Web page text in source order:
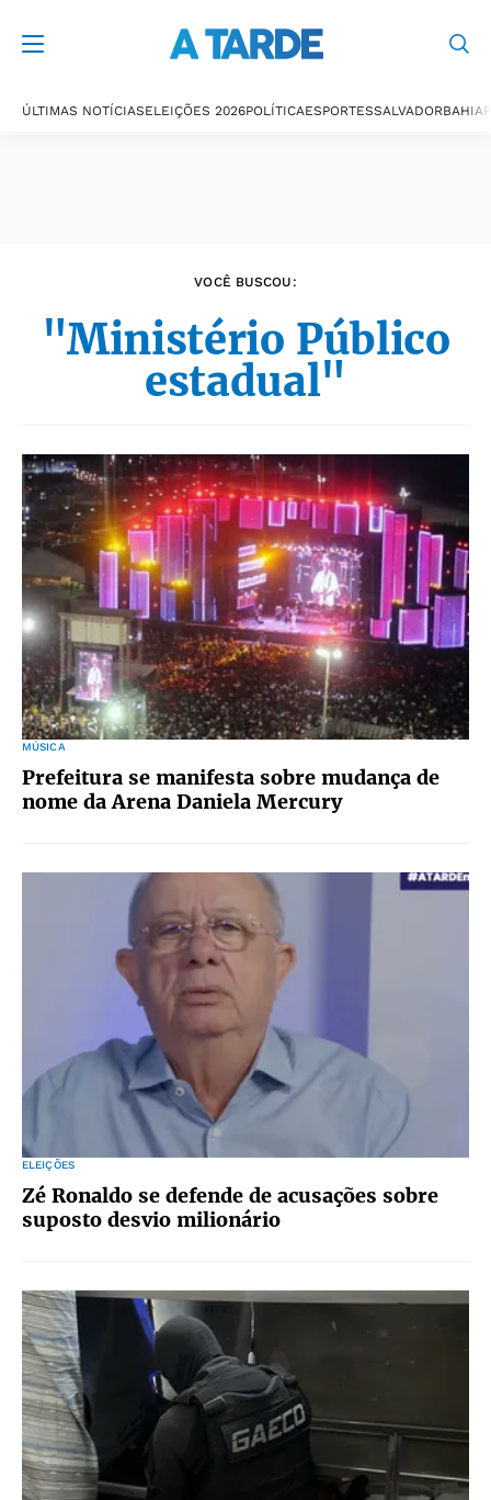
ÚLTIMAS NOTÍCIASELEIÇÕES 2026POLÍTICAESPORTESSALVADORBAHIA
VOCÊ BUSCOU:
"Ministério Público
estadual"
MÚSICA
Prefeitura se manifesta sobre mudança de
nome da Arena Daniela Mercury
ELEIÇÕES
Zé Ronaldo se defende de acusações sobre
suposto desvio milionário